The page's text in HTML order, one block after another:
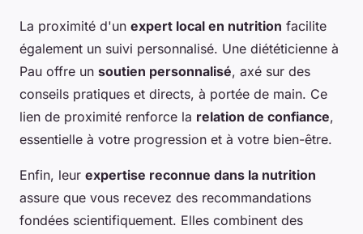
La proximité d'un expert local en nutrition facilite
également un suivi personnalisé. Une diététicienne à
Pau offre un soutien personnalisé, axé sur des
conseils pratiques et directs, à portée de main. Ce
lien de proximité renforce la relation de confiance,
essentielle à votre progression et à votre bien-être.
Enfin, leur expertise reconnue dans la nutrition
assure que vous recevez des recommandations
fondées scientifiquement. Elles combinent des